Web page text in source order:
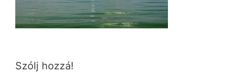
Szólj hozzá!